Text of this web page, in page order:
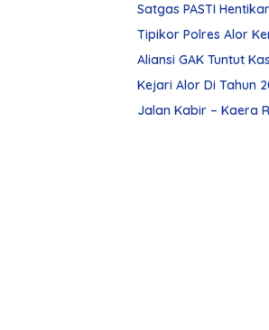
Satgas PASTI
Aliansi GAK Tuntut
Jalan Kabir – Kaera